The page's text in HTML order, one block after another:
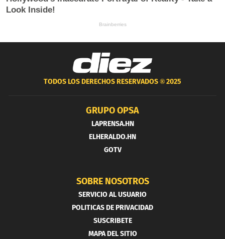
TODOS LOS DERECHOS RESERVADOS ®2025
GRUPO OPSA
LAPRENSA.HN
ELHERALDO.HN
GOTV
SOBRE NOSOTROS
SERVICIO AL USUARIO
POLITICAS DE PRIVACIDAD
SUSCRIBETE
MAPA DEL SITIO